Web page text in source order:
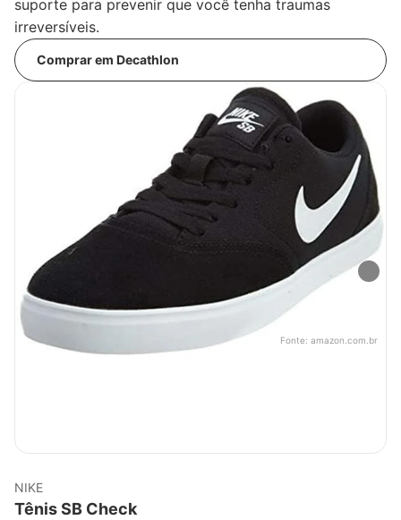
suporte para prevenir que você tenha traumas
irreversíveis.
Comprar em Decathlon
Fonte: amazon.com.br
NIKE
Tênis SB Check